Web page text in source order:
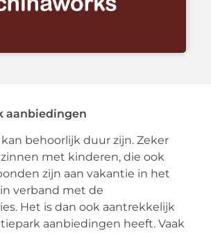
aanbiedingen
behoorlijk duur zijn. Zeker
met kinderen, die ook
zijn aan vakantie in het
verband met de
Het is dan ook aantrekkelijk
aanbiedingen heeft. Vaak